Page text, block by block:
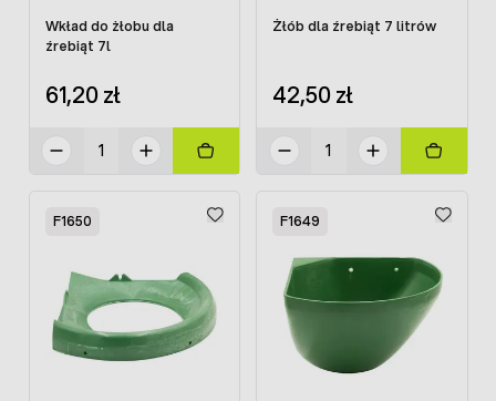
Wkład do żłobu dla
źrebiąt 7l
61,20 zł
Żłób dla źrebiąt 7 litrów
42,50 zł
F1650 F1649